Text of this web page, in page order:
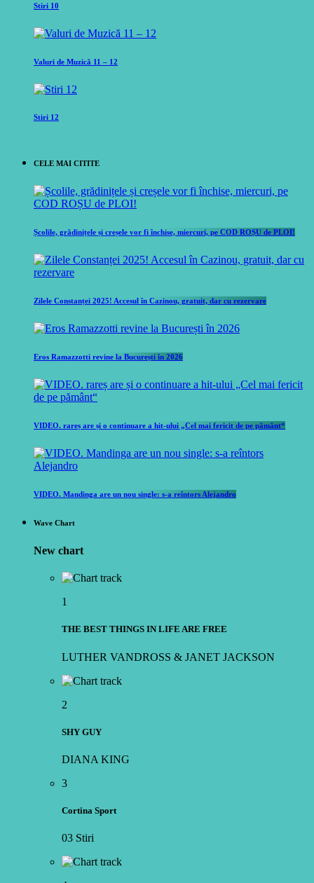
Stiri 10
Valuri de Muzică 11 – 12
Stiri 12
CELE MAI CITITE
Școlile, grădinițele și creșele vor fi închise, miercuri, pe COD ROȘU de PLOI!
Zilele Constanței 2025! Accesul în Cazinou, gratuit, dar cu rezervare
Eros Ramazzotti revine la București în 2026
VIDEO. rareș are și o continuare a hit-ului „Cel mai fericit de pe pământ“
VIDEO. Mandinga are un nou single: s-a reîntors Alejandro
Wave Chart
New chart
1
THE BEST THINGS IN LIFE ARE FREE
LUTHER VANDROSS & JANET JACKSON
2
SHY GUY
DIANA KING
3
Cortina Sport
03 Stiri